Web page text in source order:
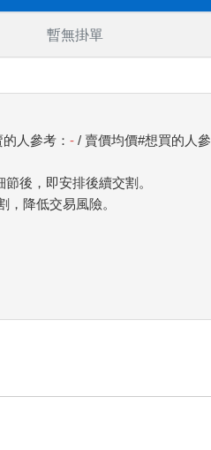
暫無掛單
的人參考：- / 賣價均價#想買的人參
後，即安排後續交割。
降低交易風險。